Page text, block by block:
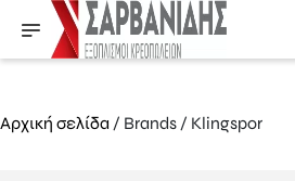
Αρχική σελίδα / Brands / Klingspor